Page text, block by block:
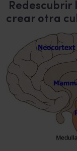
crear otra